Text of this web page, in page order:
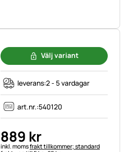
Välj variant
leverans:2 - 5 vardagar
art.nr.:540120
889 kr
Skatteinformation:
inkl. momsfrakt tillkommer; standard